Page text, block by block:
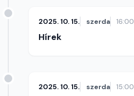
2025. 10. 15. szerda 16:00
Hírek
2025. 10. 15. szerda 15:00